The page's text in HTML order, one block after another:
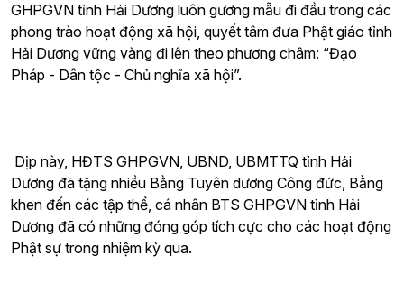
GHPGVN tỉnh Hải Dương luôn gương mẫu đi đầu trong các
phong trào hoạt động xã hội, quyết tâm đưa Phật giáo tỉnh
Hải Dương vững vàng đi lên theo phương châm: “Đạo
Pháp - Dân tộc - Chủ nghĩa xã hội”.
Dịp này, HĐTS GHPGVN, UBND, UBMTTQ tỉnh Hải
Dương đã tặng nhiều Bằng Tuyên dương Công đức, Bằng
khen đến các tập thể, cá nhân BTS GHPGVN tỉnh Hải
Dương đã có những đóng góp tích cực cho các hoạt động
Phật sự trong nhiệm kỳ qua.